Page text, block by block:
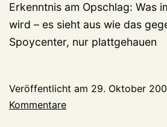
Erkenntnis am Opschlag: Was
wird – es sieht aus wie das
Spoycenter, nur plattgehauen
Veröffentlicht am 29. Oktober
Kommentare